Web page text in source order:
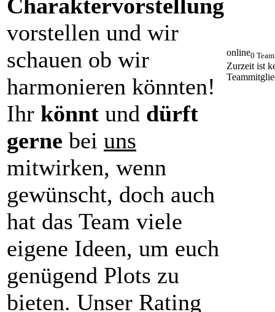
Charaktervorstellung
vorstellen und wir
schauen ob wir
harmonieren könnten!
Ihr könnt und dürft
gerne bei uns
mitwirken, wenn
gewünscht, doch auch
hat das Team viele
eigene Ideen, um euch
genügend Plots zu
bieten. Unser Rating
online0
Zurzeit ist